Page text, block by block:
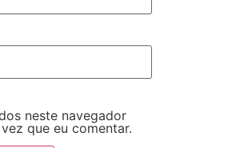
neste navegador
que eu comentar.